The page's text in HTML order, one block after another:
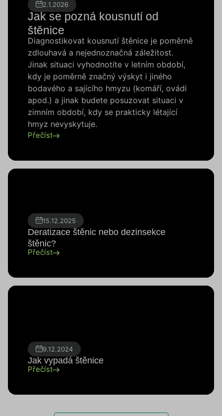
2.1.2026
Jak se pozná kousnutí od
štěnice
Diagnostikovat kousnutí štěnice je poměrně
zdlouhavá a nejednoznačná záležitost.
Jinak situaci vyhodnotíte v letním období,
kdy je poměrně značný výskyt i jiného
bodavého a sajícího hmyzu (komáří, ovádi
apod.) a jinak budete posuzovat situaci v
zimním období, kdy se prakticky létající
hmyz nevyskytuje.
Přečíst
15.12.2025
Deratizace štěnic nebo dezinsekce
štěnic?
Přečíst
9.12.2024
Jak vypadá štěnice
Přečíst